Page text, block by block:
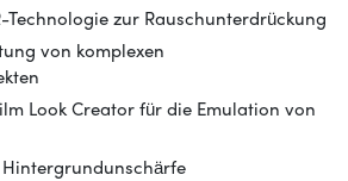
Technologie zur Rauschunterdrückung
von komplexen
Look Creator für die Emulation von